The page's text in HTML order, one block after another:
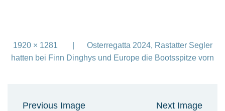
1920 × 1281
Osterregatta 2024, Rastatter Segler
hatten bei Finn Dinghys und Europe die Bootsspitze vorn
Previous Image Next Image